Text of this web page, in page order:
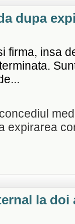
dupa
firma, insa
expirarea
la doi